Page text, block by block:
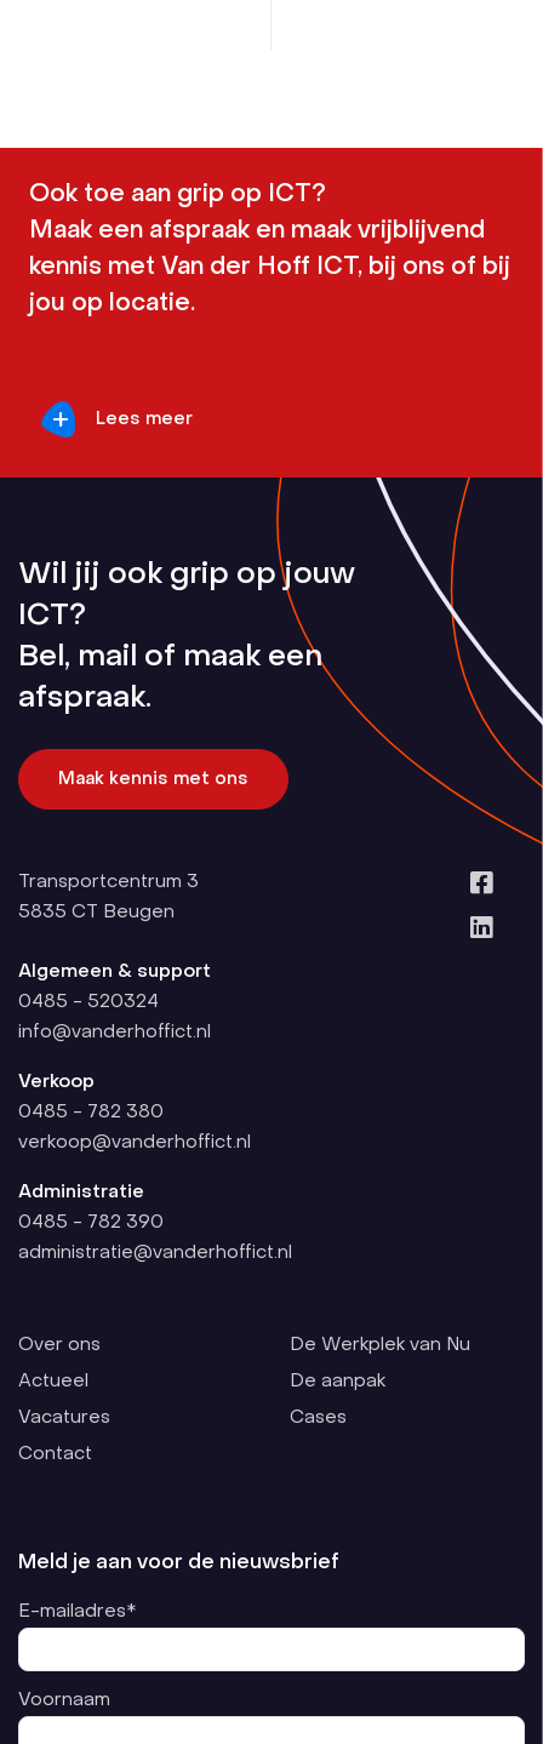
Ook toe aan grip op ICT?
Maak een afspraak en maak vrijblijvend
kennis met Van der Hoff ICT, bij ons of bij
jou op locatie.
Lees meer
Wil jij ook grip op jouw
ICT?
Bel, mail of maak een
afspraak.
Maak kennis met ons
Transportcentrum 3
5835 CT Beugen
Algemeen & support
0485 - 520324
info@vanderhoffict.nl
Verkoop
0485 - 782 380
verkoop@vanderhoffict.nl
Administratie
0485 - 782 390
administratie@vanderhoffict.nl
Over ons
Actueel
Vacatures
Contact
De Werkplek van Nu
De aanpak
Cases
Meld je aan voor de nieuwsbrief
E-mailadres*
Voornaam